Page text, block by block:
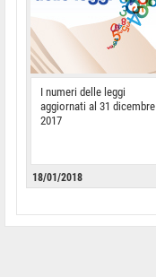
I numeri delle leggi
aggiornati al 31 dicembre
2017
18/01/2018